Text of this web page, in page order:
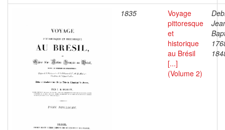
1835
Voyage
pittoresque
et
historique
au Brésil
[...]
(Volume 2)